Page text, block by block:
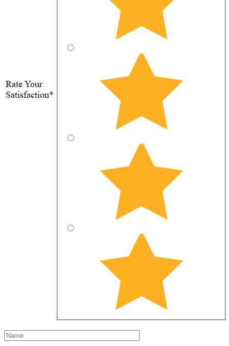
Rate Your
Satisfaction*